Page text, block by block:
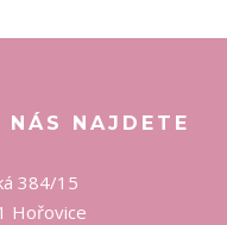
NÁS NAJDETE
384/15
Hořovice